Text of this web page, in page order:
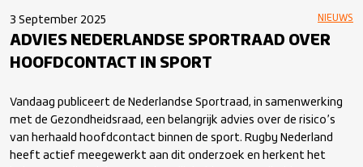
3 September 2025 NIEUWS
ADVIES NEDERLANDSE SPORTRAAD OVER
HOOFDCONTACT IN SPORT
Vandaag publiceert de Nederlandse Sportraad, in samenwerking
met de Gezondheidsraad, een belangrijk advies over de risico’s
van herhaald hoofdcontact binnen de sport. Rugby Nederland
heeft actief meegewerkt aan dit onderzoek en herkent het